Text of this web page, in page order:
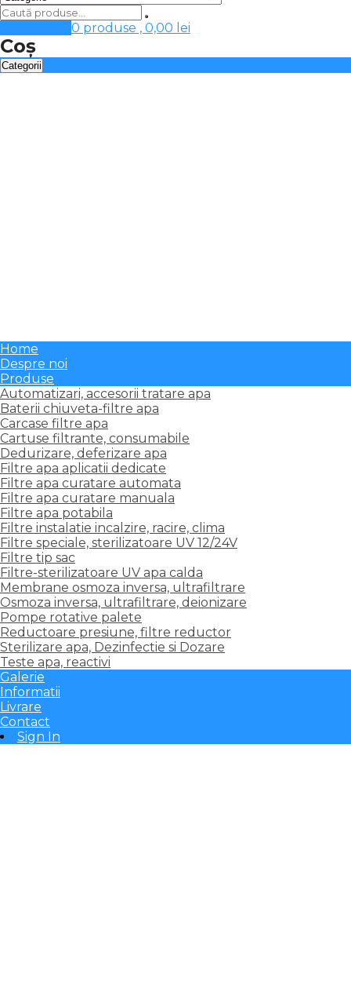
0 produse , 0,00 lei
Coș
Categorii
Home
Despre noi
Produse
Automatizari, accesorii tratare apa
Baterii chiuveta-filtre apa
Carcase filtre apa
Cartuse filtrante, consumabile
Dedurizare, deferizare apa
Filtre apa aplicatii dedicate
Filtre apa curatare automata
Filtre apa curatare manuala
Filtre apa potabila
Filtre instalatie incalzire, racire, clima
Filtre speciale, sterilizatoare UV 12/24V
Filtre tip sac
Filtre-sterilizatoare UV apa calda
Membrane osmoza inversa, ultrafiltrare
Osmoza inversa, ultrafiltrare, deionizare
Pompe rotative palete
Reductoare presiune, filtre reductor
Sterilizare apa, Dezinfectie si Dozare
Teste apa, reactivi
Galerie
Informatii
Livrare
Contact
Sign In